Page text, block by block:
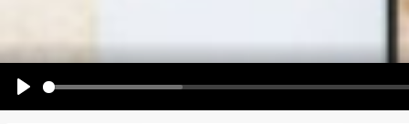
Ich möchte eine E-Mail, wenn auf dieser Seite weitere Kommentare erscheinen.